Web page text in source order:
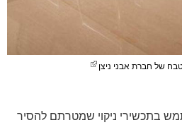
של חברת אבני ניצן
בתכשירי ניקוי שמטרתם להסיר